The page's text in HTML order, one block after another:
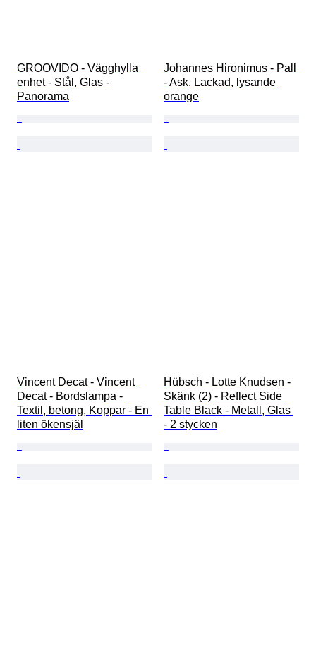
GROOVIDO - Vägghylla
enhet - Stål, Glas -
Panorama
Johannes Hironimus - Pall
- Ask, Lackad, lysande
orange
Vincent Decat - Vincent
Decat - Bordslampa -
Textil, betong, Koppar - En
liten ökensjäl
Hübsch - Lotte Knudsen -
Skänk (2) - Reflect Side
Table Black - Metall, Glas
- 2 stycken